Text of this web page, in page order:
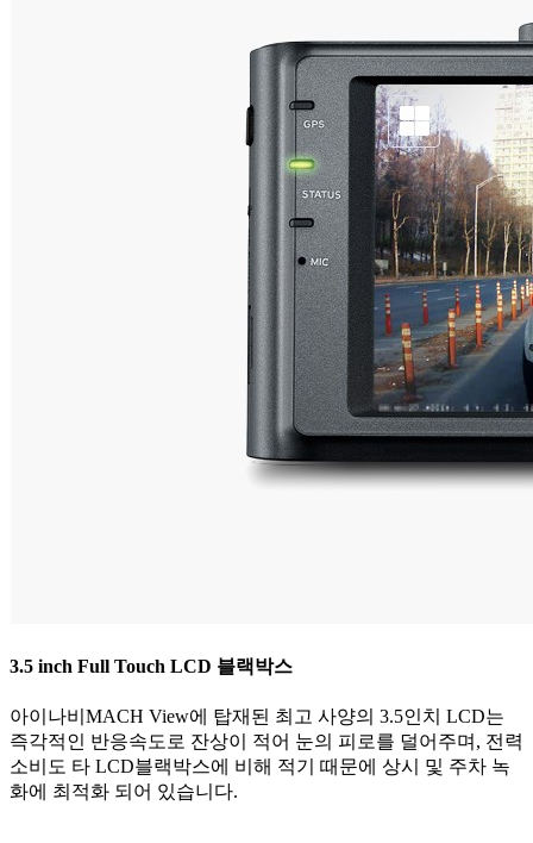
3.5 inch Full Touch LCD 블랙박스
아이나비MACH View에 탑재된 최고 사양의 3.5인치 LCD는
즉각적인 반응속도로 잔상이 적어 눈의 피로를 덜어주며, 전력
소비도 타 LCD블랙박스에 비해 적기 때문에 상시 및 주차 녹
화에 최적화 되어 있습니다.